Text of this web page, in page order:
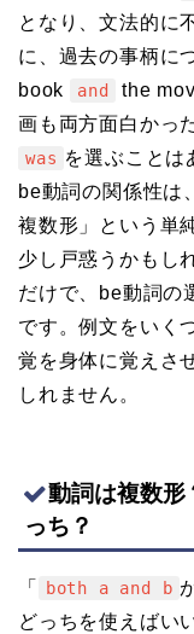
となり、文法的に
に、過去の事柄に
book
and
the
画も両方面白かっ
was を選ぶことは
be動詞の関係性は
複数形」という単
少し戸惑うかもし
だけで、be動詞の
です。例文をいく
覚を身体に覚えさ
しれません。
動詞は複数
っち？
「 both a and b
どっちを使えばい